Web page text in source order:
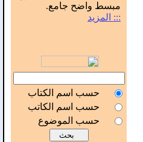
مبسط واضح جامع.
::: المزيد
حسب اسم الكتاب
حسب اسم الكاتب
حسب الموضوع